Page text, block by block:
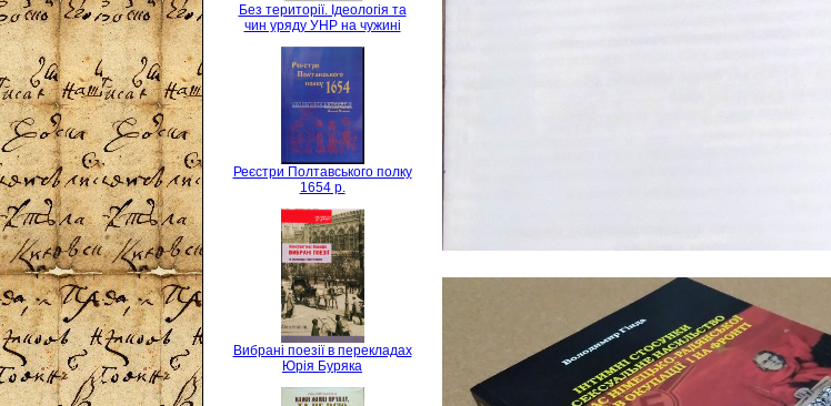
Без території. Ідеологія та
чин уряду УНР на чужині
Реєстри Полтавського полку
1654 р.
Вибрані поезії в перекладах
Юрія Буряка